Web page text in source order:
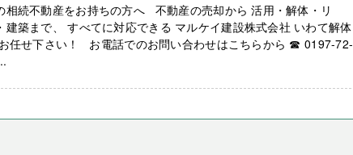
相続不動産をお持ちの方へ 不動産の売却から 活用・解体・リ
建築まで、 すべてに対応できる マルケイ建設株式会社 いわて解体
任せ下さい！ お電話でのお問い合わせはこちらから ☎ 0197-72-